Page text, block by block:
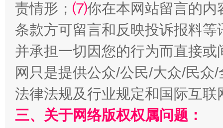
国家大学科技园优化重塑工作
责情形； ⑺你在本网站留言的内
条款方可留言和反映投诉报料
并承担一切因您的行为而直接
网只是提供公众/公民/大众/民
法律法规及行业规定和国际互
三、关于网络版权权属问题：